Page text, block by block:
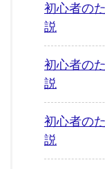
初心者の
説
初心者の
説
初心者の
説